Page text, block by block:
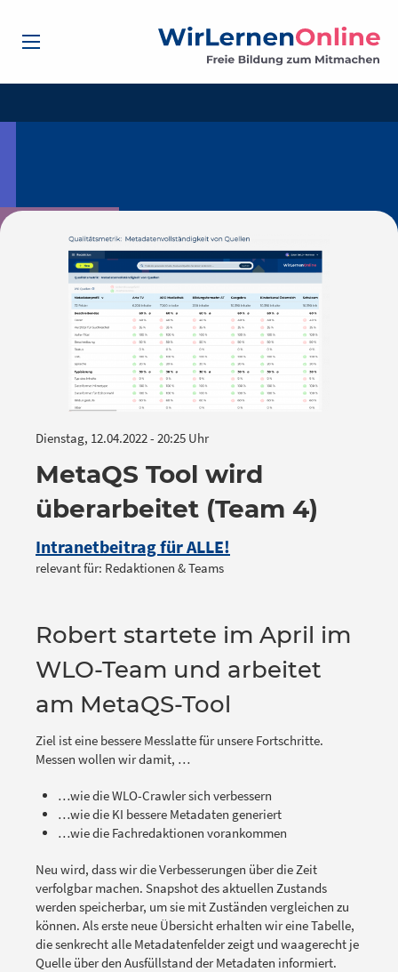
Dienstag, 12.04.2022 - 20:25 Uhr
MetaQS Tool wird
überarbeitet (Team 4)
Intranetbeitrag für ALLE!
relevant für: Redaktionen & Teams
Robert startete im April im
WLO-Team und arbeitet
am MetaQS-Tool
Ziel ist eine bessere Messlatte für unsere Fortschritte.
Messen wollen wir damit, …
…wie die WLO-Crawler sich verbessern
…wie die KI bessere Metadaten generiert
…wie die Fachredaktionen vorankommen
Neu wird, dass wir die Verbesserungen über die Zeit
verfolgbar machen. Snapshot des aktuellen Zustands
werden speicherbar, um sie mit Zuständen vergleichen zu
können. Als erste neue Übersicht erhalten wir eine Tabelle,
die senkrecht alle Metadatenfelder zeigt und waagerecht je
Quelle über den Ausfüllstand der Metadaten informiert.